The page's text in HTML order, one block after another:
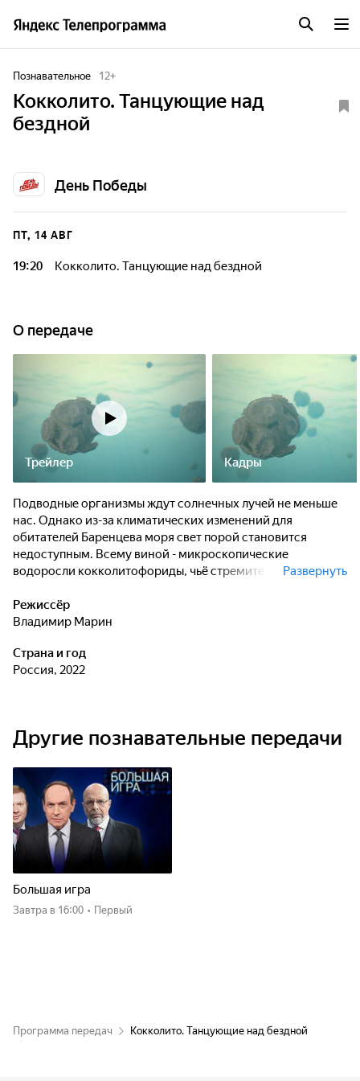
Познавательное 12+
Кокколито. Танцующие над
бездной
День Победы
ПТ, 14 АВГ
19:20 Кокколито. Танцующие над бездной
О передаче
Трейлер Кадры
Подводные организмы ждут солнечных лучей не меньше
нас. Однако из-за климатических изменений для
обитателей Баренцева моря свет порой становится
недоступным. Всему виной - микроскопические
водоросли кокколитофориды, чьё стремительное
разгадать эту загадку природы, в экспедицию отправились
60 исследователей из Института океанологии РАН. Какие
сегодняшний день от цветения водорослей уже
пострадали подводные организмы? И есть ли
Развернуть
Режиссёр
Владимир Марин
Страна и год
Россия, 2022
Другие познавательные передачи
Большая игра
Завтра в 16:00 • Первый
Программа передач Кокколито. Танцующие над бездной